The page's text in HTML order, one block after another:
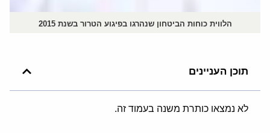
הלווית כוחות הביטחון שנהרגו בפיגוע הטרור בשנת 2015
תוכן העניינים
לא נמצאו כותרת משנה בעמוד זה.